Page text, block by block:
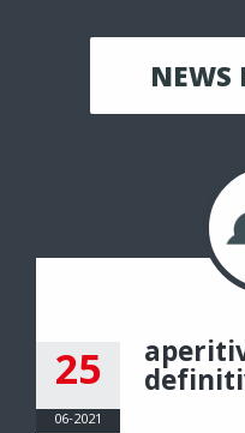
NEWS
25
06-2021